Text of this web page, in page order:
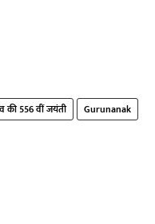
की 556 वीं जयंती
Gurunanak